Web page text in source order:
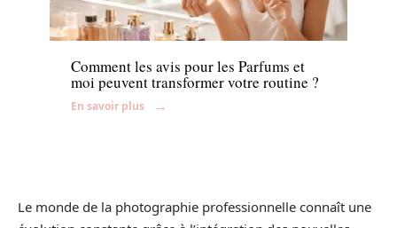
Beauté
Comment les avis pour les Parfums et
moi peuvent transformer votre routine ?
En savoir plus
Le monde de la photographie professionnelle connaît une